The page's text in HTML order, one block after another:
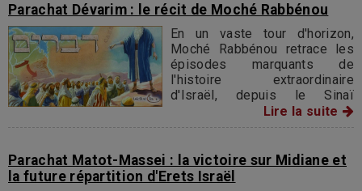
Parachat Dévarim : le récit de Moché Rabbénou
En un vaste tour d'horizon,
Moché Rabbénou retrace les
épisodes marquants de
l'histoire extraordinaire
d'Israël, depuis le Sinaï
jusqu'aux bords du Jourdain.
Étape par étape, la parole
Lire la suite
Parachat Matot-Massei : la victoire sur Midiane et
la future répartition d'Erets Israël